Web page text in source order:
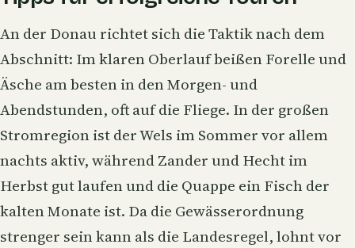
An der Donau richtet sich die Taktik nach dem
Abschnitt: Im klaren Oberlauf beißen Forelle und
Äsche am besten in den Morgen- und
Abendstunden, oft auf die Fliege. In der großen
Stromregion ist der Wels im Sommer vor allem
nachts aktiv, während Zander und Hecht im
Herbst gut laufen und die Quappe ein Fisch der
kalten Monate ist. Da die Gewässerordnung
strenger sein kann als die Landesregel, lohnt vor